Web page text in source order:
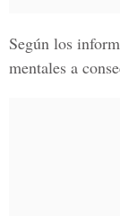
Según los
mentales a